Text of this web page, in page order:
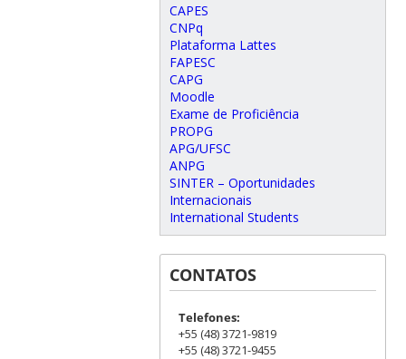
CAPES
CNPq
Plataforma Lattes
FAPESC
CAPG
Moodle
Exame de Proficiência
PROPG
APG/UFSC
ANPG
SINTER – Oportunidades
Internacionais
International Students
CONTATOS
Telefones:
+55 (48) 3721-9819
+55 (48) 3721-9455